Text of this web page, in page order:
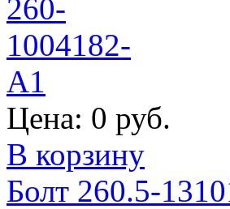
Цена: 0 руб.
В корзину
Болт 260.5-